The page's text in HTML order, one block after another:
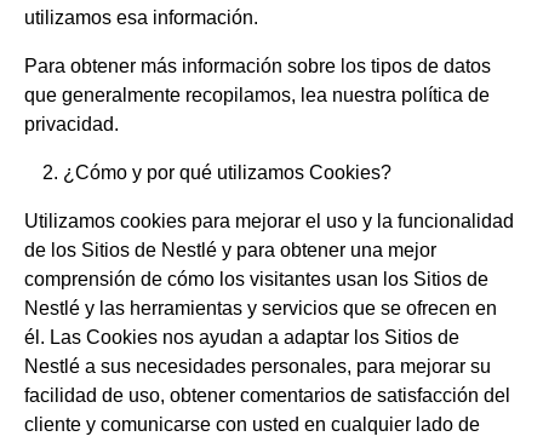
utilizamos esa información.
Para obtener más información sobre los tipos de datos
que generalmente recopilamos, lea nuestra política de
privacidad.
¿Cómo y por qué utilizamos Cookies?
Utilizamos cookies para mejorar el uso y la funcionalidad
de los Sitios de Nestlé y para obtener una mejor
comprensión de cómo los visitantes usan los Sitios de
Nestlé y las herramientas y servicios que se ofrecen en
él. Las Cookies nos ayudan a adaptar los Sitios de
Nestlé a sus necesidades personales, para mejorar su
facilidad de uso, obtener comentarios de satisfacción del
cliente y comunicarse con usted en cualquier lado de